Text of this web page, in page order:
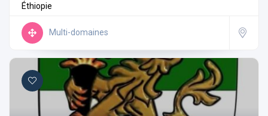
Éthiopie
Multi-domaines